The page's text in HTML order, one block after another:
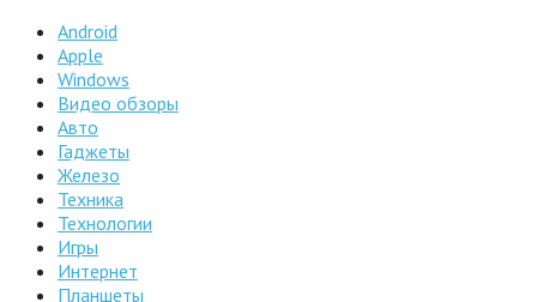
Android
Apple
Windows
Видео обзоры
Авто
Гаджеты
Железо
Техника
Технологии
Игры
Интернет
Планшеты